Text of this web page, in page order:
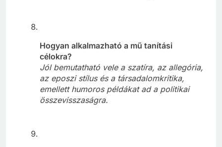
Hogyan alkalmazható a mű tanítási
célokra?
Jól bemutatható vele a szatíra, az allegória,
az eposzi stílus és a társadalomkritika,
emellett humoros példákat ad a politikai
összevisszaságra.